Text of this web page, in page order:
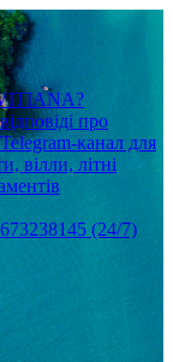
про
канал для
вілли, літні
(24/7)